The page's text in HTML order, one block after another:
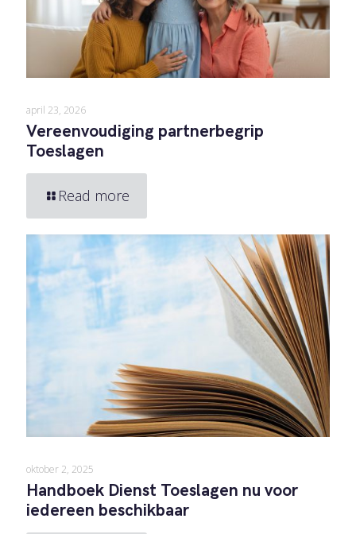
april 23, 2026
Vereenvoudiging partnerbegrip
Toeslagen
Read more
oktober 2, 2025
Handboek Dienst Toeslagen nu voor
iedereen beschikbaar